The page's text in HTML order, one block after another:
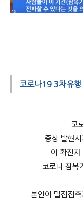
코로나19 3차유행
코
증상 발현
이 확진
코로나 잠복
본인이 밀접접